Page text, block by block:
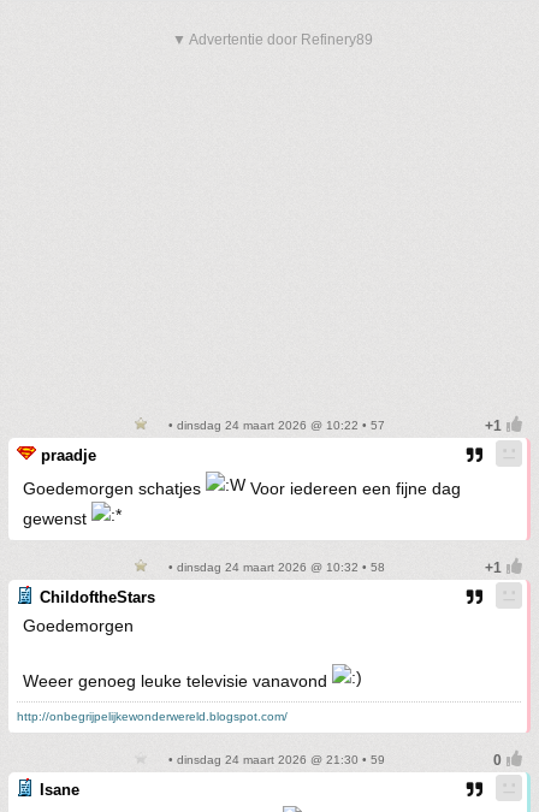
▼ Advertentie door Refinery89
• dinsdag 24 maart 2026 @ 10:22 • 57
praadje
Goedemorgen schatjes
Voor iedereen een fijne dag
gewenst
• dinsdag 24 maart 2026 @ 10:32 • 58
ChildoftheStars
Goedemorgen
Weeer genoeg leuke televisie vanavond
http://onbegrijpelijkewonderwereld.blogspot.com/
• dinsdag 24 maart 2026 @ 21:30 • 59
Isane